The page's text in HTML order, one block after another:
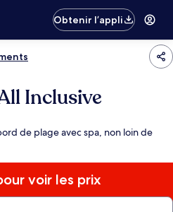
Obtenir l’appli
Inclusive
de plage avec spa, non loin de
voir les prix